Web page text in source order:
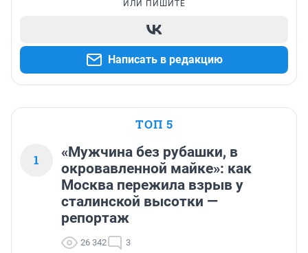
ИЛИ ПИШИТЕ
Написать в редакцию
ТОП 5
1
«Мужчина без рубашки, в
окровавленной майке»: как
Москва пережила взрыв у
сталинской высотки —
репортаж
26 342 3